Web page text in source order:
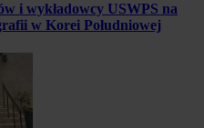
i wykładowcy USWPS na
w Korei Południowej